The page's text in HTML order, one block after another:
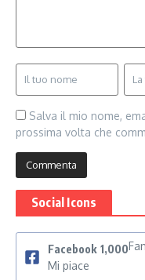
Salva il mio nome,
prossima volta che
Social Icons
Facebook 1,000
Mi piace